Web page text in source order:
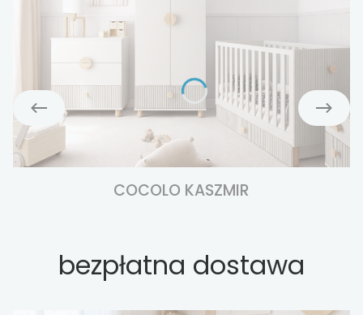
COCOLO KASZMIR
bezpłatna dostawa